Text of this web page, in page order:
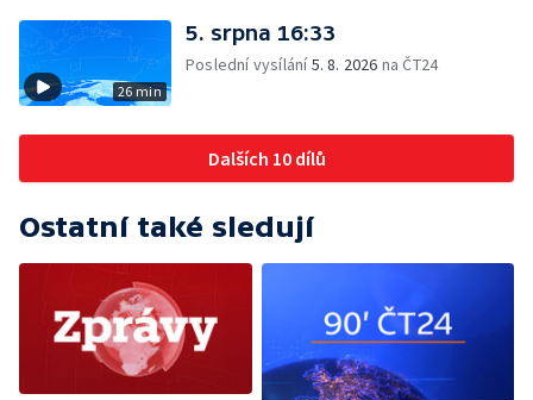
26 min
5. srpna 16:33
Poslední vysílání5. 8. 2026 na ČT24
Dalších 10 dílů
Ostatní také sledují